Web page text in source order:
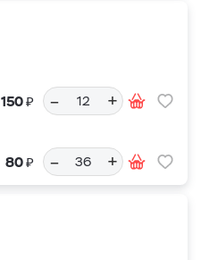
150₽ – +
80₽ – +